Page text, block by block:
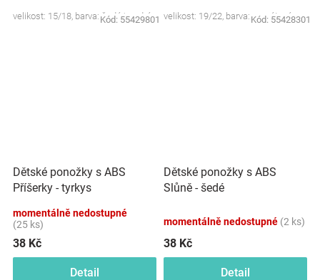
velikost: 15/18, barva: šedá/modrá
Kód: 55429801 velikost: 19/22, barva: granátová
Kód: 55428301
Dětské ponožky s ABS
Příšerky - tyrkys
momentálně nedostupné
(25 ks)
38 Kč
Detail
Dětské ponožky s ABS
Slůně - šedé
momentálně nedostupné (2 ks)
38 Kč
Detail